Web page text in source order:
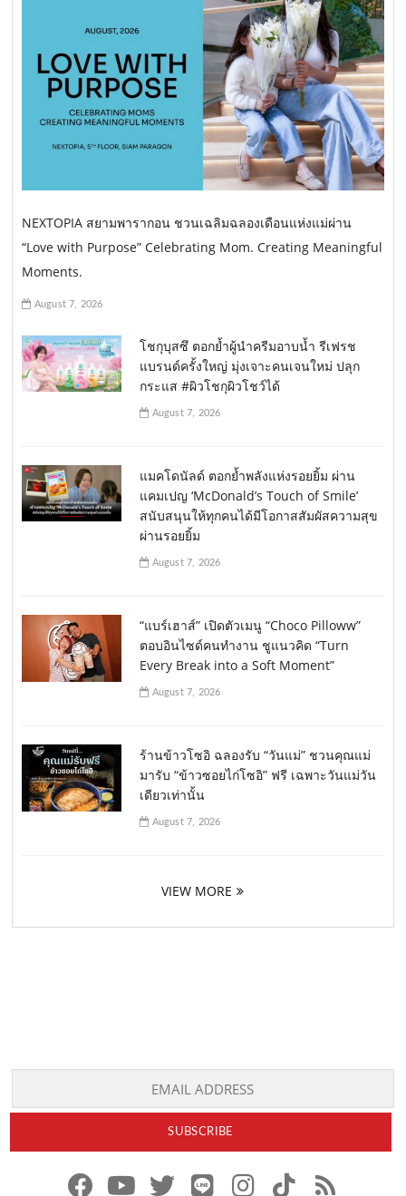
NEXTOPIA สยามพารากอน ชวนเฉลิมฉลองเดือนแห่งแม่ผ่าน
“Love with Purpose” Celebrating Mom. Creating Meaningful
Moments.
August 7, 2026
โชกุบุสซึ ตอกย้ำผู้นำครีมอาบน้ำ รีเฟรช
แบรนด์ครั้งใหญ่ มุ่งเจาะคนเจนใหม่ ปลุก
กระแส #ผิวโชกุผิวโชว์ได้
August 7, 2026
แมคโดนัลด์ ตอกย้ำพลังแห่งรอยยิ้ม ผ่าน
แคมเปญ ‘McDonald’s Touch of Smile’
สนับสนุนให้ทุกคนได้มีโอกาสสัมผัสความสุข
ผ่านรอยยิ้ม
August 7, 2026
“แบร์เฮาส์” เปิดตัวเมนู “Choco Pilloww”
ตอบอินไซด์คนทำงาน ชูแนวคิด “Turn
Every Break into a Soft Moment”
August 7, 2026
ร้านข้าวโซอิ ฉลองรับ “วันแม่” ชวนคุณแม่
มารับ “ข้าวซอยไก่โซอิ” ฟรี เฉพาะวันแม่วัน
เดียวเท่านั้น
August 7, 2026
VIEW MORE
x
r